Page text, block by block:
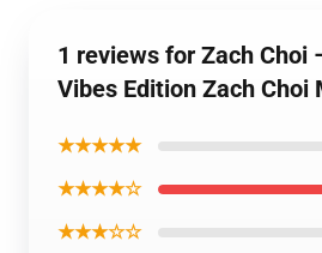
1 reviews for Zach Choi
Vibes Edition Zach Choi
★★★★★
★★★★☆
★★★☆☆